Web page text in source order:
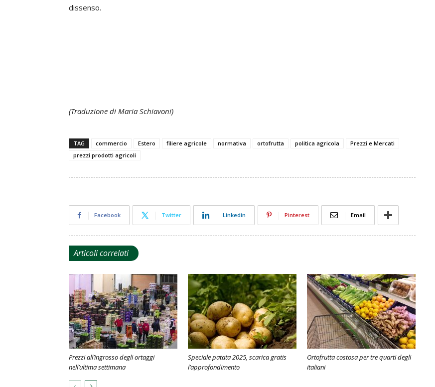
dissenso.
(Traduzione di Maria Schiavoni)
TAG commercio Estero filiere agricole normativa ortofrutta politica agricola
Prezzi e Mercati
prezzi prodotti agricoli
Facebook Twitter Linkedin Pinterest Email
Articoli correlati
Prezzi all’ingrosso degli ortaggi
nell’ultima settimana
Speciale patata 2025, scarica gratis
l’approfondimento
Ortofrutta costosa per tre quarti degli
italiani